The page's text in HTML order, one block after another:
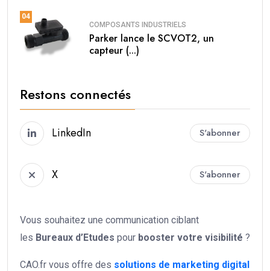
04
COMPOSANTS INDUSTRIELS
Parker lance le SCVOT2, un
capteur (...)
Restons connectés
LinkedIn S'abonner
X S'abonner
Vous souhaitez une communication ciblant
les Bureaux d’Etudes pour booster votre visibilité ?
CAO.fr vous offre des solutions de marketing digital